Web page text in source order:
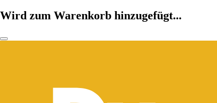
Wird zum Warenkorb hinzugefügt...